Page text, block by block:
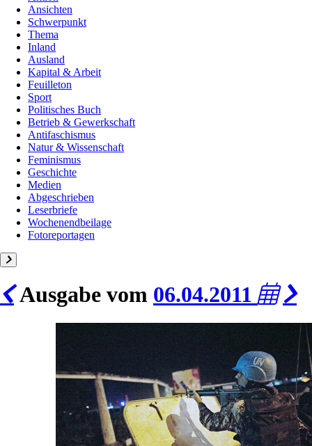
Ansichten
Schwerpunkt
Thema
Inland
Ausland
Kapital & Arbeit
Feuilleton
Sport
Politisches Buch
Betrieb & Gewerkschaft
Antifaschismus
Natur & Wissenschaft
Feminismus
Geschichte
Medien
Abgeschrieben
Leserbriefe
Wochenendbeilage
Fotoreportagen
Ausgabe vom 06.04.2011